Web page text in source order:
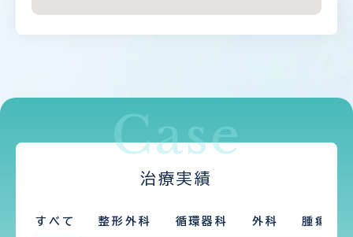
Case
治療実績
すべて 整形外科 循環器科 外科 腫瘍科